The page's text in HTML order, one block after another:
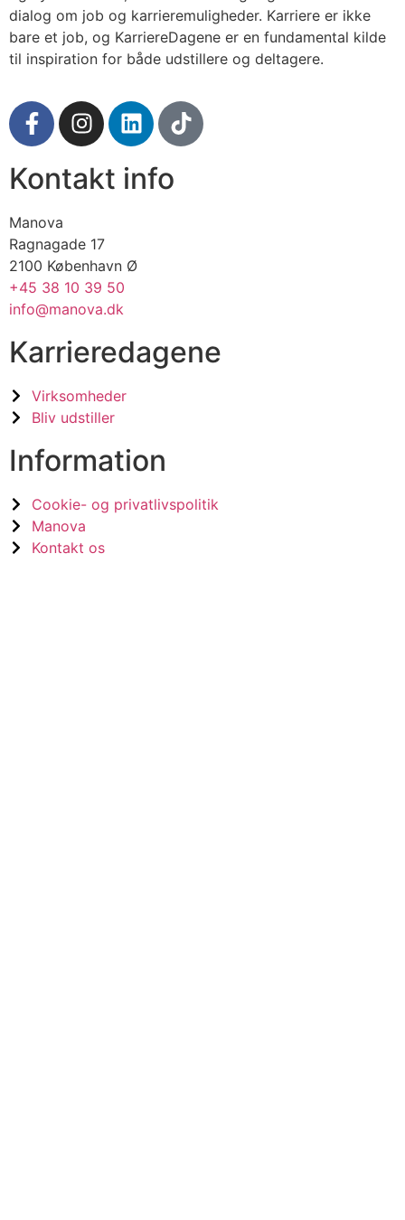
dialog om job og karrieremuligheder. Karriere er ikke
bare et job, og KarriereDagene er en fundamental kilde
til inspiration for både udstillere og deltagere.
Kontakt info
Manova
Ragnagade 17
2100 København Ø
+45 38 10 39 50
info@manova.dk
Karrieredagene
Virksomheder
Bliv udstiller
Information
Cookie- og privatlivspolitik
Manova
Kontakt os